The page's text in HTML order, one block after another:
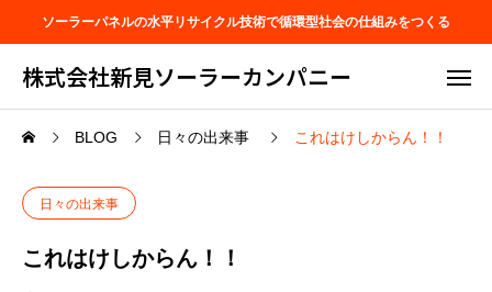
ソーラーパネルの水平リサイクル技術で循環型社会の仕組みをつくる
株式会社新見ソーラーカンパニー
BLOG 日々の出来事 これはけしからん！！
日々の出来事
これはけしからん！！